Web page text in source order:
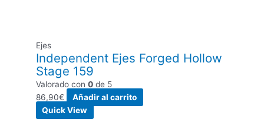
Ejes
Independent Ejes Forged Hollow
Stage 159
Valorado con0 de 5
86,90€
Añadir al carrito
Quick View